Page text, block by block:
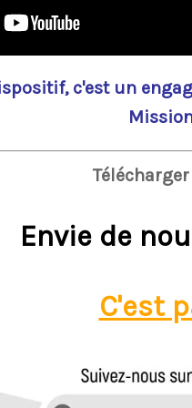
c'est un
Envie de
C'est